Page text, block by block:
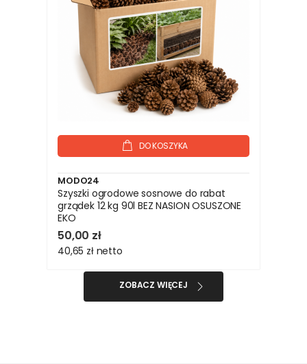
DO KOSZYKA
MODO24
Szyszki ogrodowe sosnowe do rabat
grządek 12 kg 90l BEZ NASION OSUSZONE
EKO
50,00 zł
40,65 zł netto
ZOBACZ WIĘCEJ